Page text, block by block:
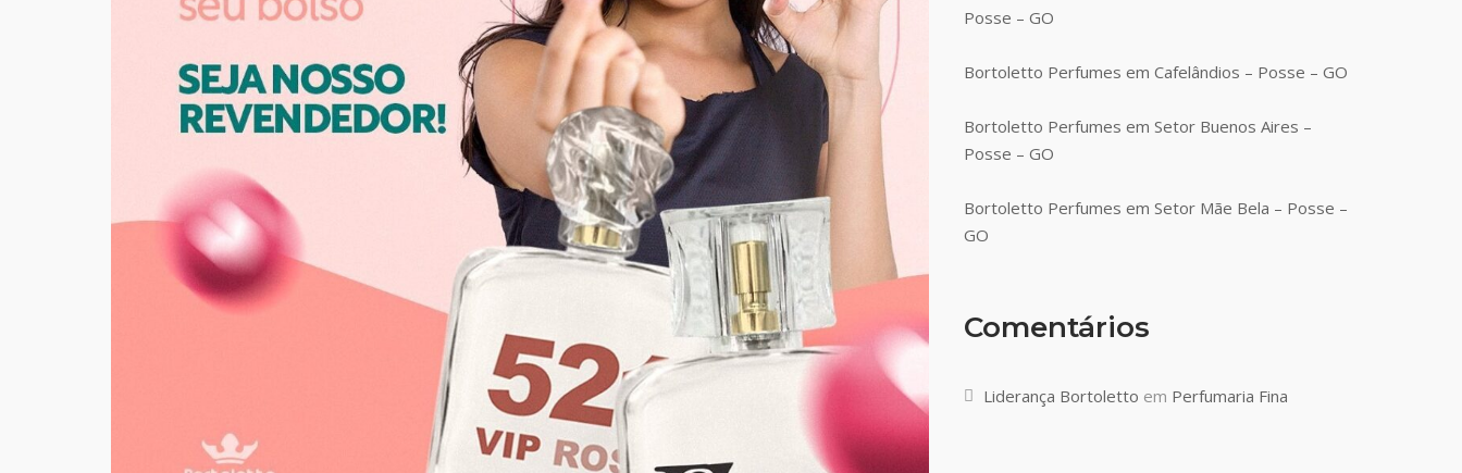
Posse – GO
Bortoletto Perfumes em Cafelândios – Posse – GO
Bortoletto Perfumes em Setor Buenos Aires –
Posse – GO
Bortoletto Perfumes em Setor Mãe Bela – Posse –
GO
Comentários
Liderança Bortoletto em Perfumaria Fina